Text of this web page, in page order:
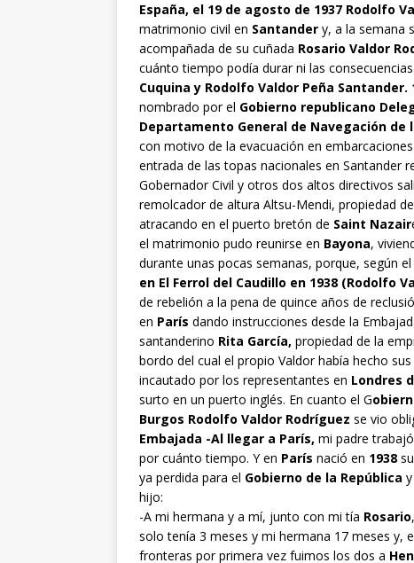
España, el 19 de agosto de 1937 Rodolfo
matrimonio civil en Santander y, a la semana
acompañada de su cuñada Rosario Valdor
cuánto tiempo podía durar ni las
Cuquina y Rodolfo Valdor Peña Santander.
nombrado por el Gobierno republicano
Departamento General de Navegación de
con motivo de la evacuación en
entrada de las topas nacionales en Santander
Gobernador Civil y otros dos altos directivos
remolcador de altura Altsu-Mendi, propiedad
atracando en el puerto bretón de Saint Nazair
el matrimonio pudo reunirse en Bayona,
durante unas pocas semanas, porque, según
en El Ferrol del Caudillo en 1938 (Rodolfo
de rebelión a la pena de quince años de
en París dando instrucciones desde la
santanderino Rita García, propiedad de la
bordo del cual el propio Valdor había hecho
incautado por los representantes en Londres
surto en un puerto inglés. En cuanto el G
Burgos Rodolfo Valdor Rodríguez se vio
Embajada -Al llegar a París, mi padre
por cuánto tiempo. Y en París nació en 1938
ya perdida para el Gobierno de la República
hijo:
-A mi hermana y a mí, junto con mi tía Rosario
solo tenía 3 meses y mi hermana 17 meses y,
fronteras por primera vez fuimos los dos a